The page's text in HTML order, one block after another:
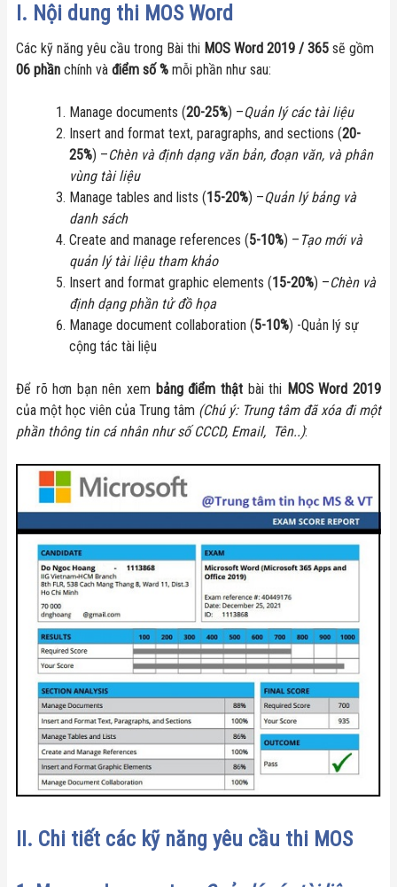
I. Nội dung thi MOS Word
Các kỹ năng yêu cầu trong Bài thi MOS Word 2019 / 365 sẽ gồm
06 phần chính và điểm số % mỗi phần như sau:
Manage documents (20-25%) –Quản lý các tài liệu
Insert and format text, paragraphs, and sections (20-
25%) –Chèn và định dạng văn bản, đoạn văn, và phân
vùng tài liệu
Manage tables and lists (15-20%) –Quản lý bảng và
danh sách
Create and manage references (5-10%) – Tạo mới và
quản lý tài liệu tham khảo
Insert and format graphic elements (15-20%) –Chèn và
định dạng phần tử đồ họa
Manage document collaboration (5-10%) -Quản lý sự
cộng tác tài liệu
Để rõ hơn bạn nên xem bảng điểm thậtbài thi MOS Word 2019
của một học viên của Trung tâm (Chú ý: Trung tâm đã xóa đi một
phần thông tin cá nhân như số CCCD, Email, Tên..):
II. Chi tiết các kỹ năng yêu cầu thi MOS